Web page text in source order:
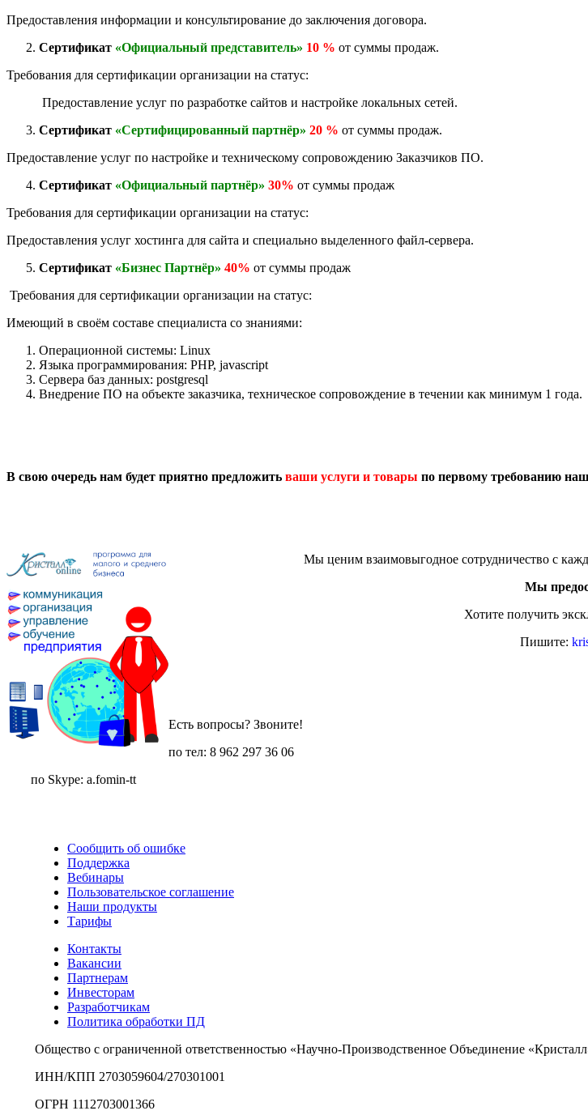
Предоставления информации и консультирование до заключения договора.
Сертификат «Официальный представитель» 10 % от суммы продаж.
Требования для сертификации организации на статус:
Предоставление услуг по разработке сайтов и настройке локальных сетей.
Сертификат «Сертифицированный партнёр» 20 % от суммы продаж.
Предоставление услуг по настройке и техническому сопровождению Заказчиков ПО.
Сертификат «Официальный партнёр» 30% от суммы продаж
Требования для сертификации организации на статус:
Предоставления услуг хостинга для сайта и специально выделенного файл-сервера.
Сертификат «Бизнес Партнёр» 40% от суммы продаж
Требования для сертификации организации на статус:
Имеющий в своём составе специалиста со знаниями:
Операционной системы: Linux
Языка программирования: PHP, javascript
Сервера баз данных: postgresql
Внедрение ПО на объекте заказчика, техническое сопровождение в течении как минимум 1 года.
В свою очередь нам будет приятно предложить ваши услуги и товары по первому требованию
Мы ценим взаимовыгодное сотрудничество с
Мы
Хотите получить
Пишите:
Есть вопросы? Звоните!
по тел: 8 962 297 36 06
по Skype: a.fomin-tt
Сообщить об ошибке
Поддержка
Вебинары
Пользовательское соглашение
Наши продукты
Тарифы
Контакты
Вакансии
Партнерам
Инвесторам
Разработчикам
Политика обработки ПД
Общество с ограниченной ответственностью «Научно-Производственное Объединение
ИНН/КПП 2703059604/270301001
ОГРН 1112703001366